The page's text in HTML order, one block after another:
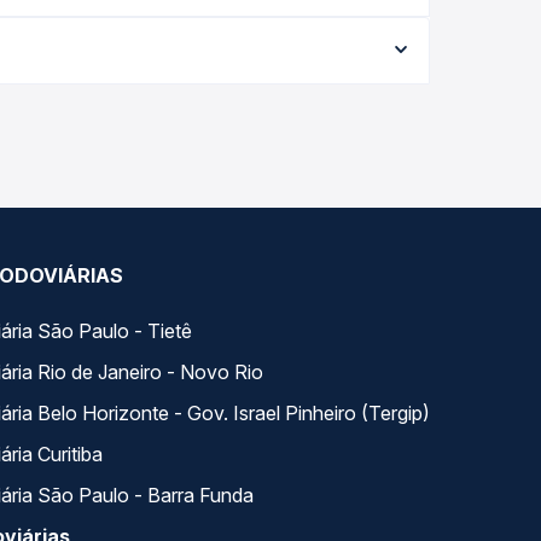
em tempo real e garante a melhor oferta
São Paulo - Tietê
Rio de Janeiro - Novo Rio
Belo Horizonte - Gov. Israel Pinheiro (Tergip)
Curitiba
São Paulo - Barra Funda